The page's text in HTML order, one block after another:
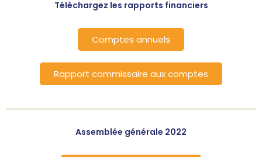
Téléchargez les rapports financiers
Comptes annuels
Rapport commissaire aux comptes
Assemblée générale 2022